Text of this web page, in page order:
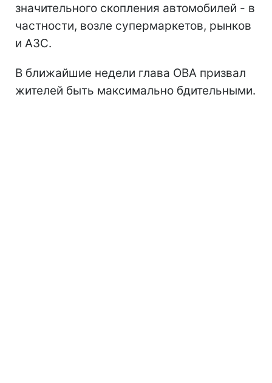
значительного скопления автомобилей - в
частности, возле супермаркетов, рынков
и АЗС.
В ближайшие недели глава ОВА призвал
жителей быть максимально бдительными.